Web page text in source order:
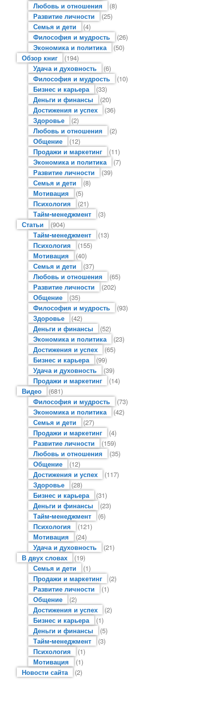
Любовь и отношения
(8)
Развитие личности
(25)
Семья и дети
(4)
Философия и мудрость
(26)
Экономика и политика
(50)
Обзор книг
(194)
Удача и духовность
(6)
Философия и мудрость
(10)
Бизнес и карьера
(33)
Деньги и финансы
(20)
Достижения и успех
(36)
Здоровье
(2)
Любовь и отношения
(2)
Общение
(12)
Продажи и маркетинг
(11)
Экономика и политика
(7)
Развитие личности
(39)
Семья и дети
(8)
Мотивация
(5)
Психология
(21)
Тайм-менеджмент
(3)
Статьи
(904)
Тайм-менеджмент
(13)
Психология
(155)
Мотивация
(40)
Семья и дети
(37)
Любовь и отношения
(65)
Развитие личности
(202)
Общение
(35)
Философия и мудрость
(93)
Здоровье
(42)
Деньги и финансы
(52)
Экономика и политика
(23)
Достижения и успех
(65)
Бизнес и карьера
(99)
Удача и духовность
(39)
Продажи и маркетинг
(14)
Видео
(681)
Философия и мудрость
(73)
Экономика и политика
(42)
Семья и дети
(27)
Продажи и маркетинг
(4)
Развитие личности
(159)
Любовь и отношения
(35)
Общение
(12)
Достижения и успех
(117)
Здоровье
(28)
Бизнес и карьера
(31)
Деньги и финансы
(23)
Тайм-менеджмент
(6)
Психология
(121)
Мотивация
(24)
Удача и духовность
(21)
В двух словах
(19)
Семья и дети
(1)
Продажи и маркетинг
(2)
Развитие личности
(1)
Общение
(2)
Достижения и успех
(2)
Бизнес и карьера
(1)
Деньги и финансы
(5)
Тайм-менеджмент
(3)
Психология
(1)
Мотивация
(1)
Новости сайта
(2)